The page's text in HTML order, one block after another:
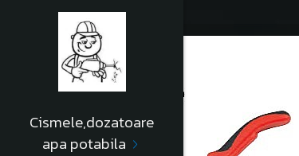
Cismele,dozatoare
apa potabila